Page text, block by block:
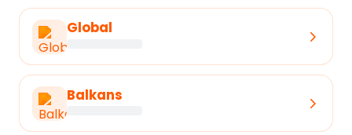
Global
Balkans